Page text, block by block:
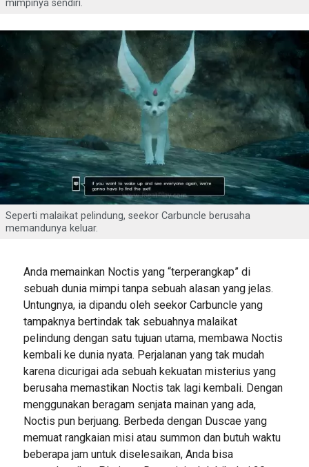
mimpinya sendiri.
Seperti malaikat pelindung, seekor Carbuncle berusaha
memandunya keluar.
Anda memainkan Noctis yang “terperangkap” di
sebuah dunia mimpi tanpa sebuah alasan yang jelas.
Untungnya, ia dipandu oleh seekor Carbuncle yang
tampaknya bertindak tak sebuahnya malaikat
pelindung dengan satu tujuan utama, membawa Noctis
kembali ke dunia nyata. Perjalanan yang tak mudah
karena dicurigai ada sebuah kekuatan misterius yang
berusaha memastikan Noctis tak lagi kembali. Dengan
menggunakan beragam senjata mainan yang ada,
Noctis pun berjuang. Berbeda dengan Duscae yang
memuat rangkaian misi atau summon dan butuh waktu
beberapa jam untuk diselesaikan, Anda bisa